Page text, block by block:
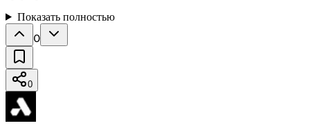
Показать полностью
0
0